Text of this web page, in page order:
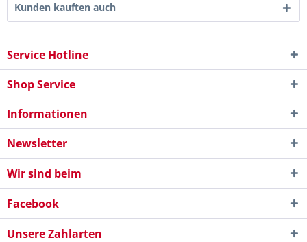
Kunden kauften auch
Service Hotline
Shop Service
Informationen
Newsletter
Wir sind beim
Facebook
Unsere Zahlarten